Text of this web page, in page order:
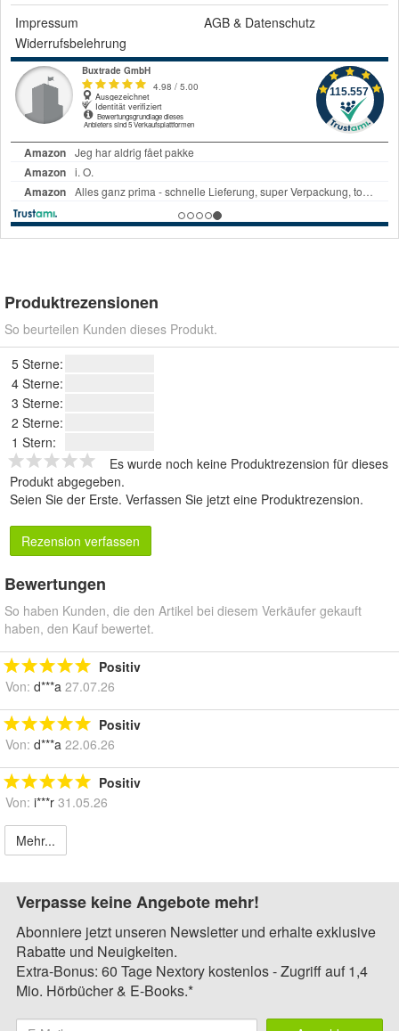
Impressum
AGB & Datenschutz
Widerrufsbelehrung
Produktrezensionen
So beurteilen Kunden dieses Produkt.
5 Sterne:
4 Sterne:
3 Sterne:
2 Sterne:
1 Stern:
Es wurde noch keine Produktrezension für dieses
Produkt abgegeben.
Seien Sie der Erste. Verfassen Sie jetzt eine Produktrezension.
Rezension verfassen
Bewertungen
So haben Kunden, die den Artikel bei diesem Verkäufer gekauft
haben, den Kauf bewertet.
Positiv
Von: d***a 27.07.26
Positiv
Von: d***a 22.06.26
Positiv
Von: i***r 31.05.26
Mehr...
Verpasse keine Angebote mehr!
Abonniere jetzt unseren Newsletter und erhalte exklusive
Rabatte und Neuigkeiten.
Extra-Bonus: 60 Tage Nextory kostenlos - Zugriff auf 1,4
Mio. Hörbücher & E-Books.*